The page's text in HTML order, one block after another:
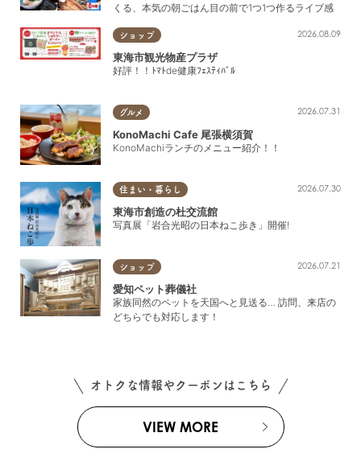
くる、本気の朝ごはん目の前で1つ1つ作るライブ感
ショップ 2026.08.09
東海市観光物産プラザ
好評！！ﾄﾏﾄde健康ﾌｪｽﾃｨﾊﾞﾙ
グルメ 2026.07.31
KonoMachi Cafe 尾張横須賀
KonoMachiランチのメニュー紹介！！
住まい・暮らし 2026.07.30
東海市創造の杜交流館
写真展「岩合光昭の日本ねこ歩き」開催!
ショップ 2026.07.21
愛知ペット葬儀社
家族同然のペットを天国へと見送る… 訪問、来店の
どちらでも対応します！
オトクな情報やクーポンはこちら
VIEW MORE